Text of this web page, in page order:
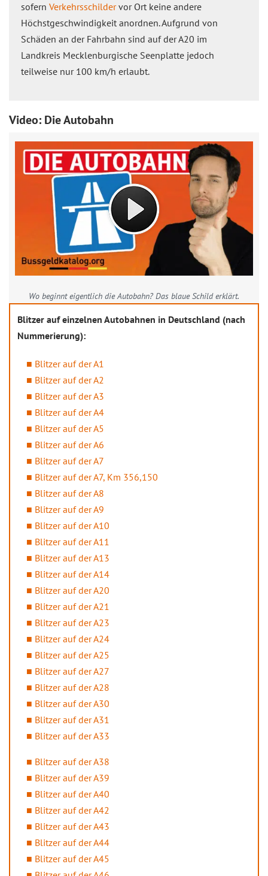
sofern Verkehrsschildervor Ort keine andere
Höchstgeschwindigkeit anordnen. Aufgrund von
Schäden an der Fahrbahn sind auf der A20 im
Landkreis Mecklenburgische Seenplatte jedoch
teilweise nur 100 km/h erlaubt.
Video: Die Autobahn
Wo beginnt eigentlich die Autobahn? Das blaue Schild erklärt.
Blitzer auf einzelnen Autobahnen in Deutschland (nach
Nummerierung):
Blitzer auf der A1
Blitzer auf der A2
Blitzer auf der A3
Blitzer auf der A4
Blitzer auf der A5
Blitzer auf der A6
Blitzer auf der A7
Blitzer auf der A7, Km 356,150
Blitzer auf der A8
Blitzer auf der A9
Blitzer auf der A10
Blitzer auf der A11
Blitzer auf der A13
Blitzer auf der A14
Blitzer auf der A20
Blitzer auf der A21
Blitzer auf der A23
Blitzer auf der A24
Blitzer auf der A25
Blitzer auf der A27
Blitzer auf der A28
Blitzer auf der A30
Blitzer auf der A31
Blitzer auf der A33
Blitzer auf der A38
Blitzer auf der A39
Blitzer auf der A40
Blitzer auf der A42
Blitzer auf der A43
Blitzer auf der A44
Blitzer auf der A45